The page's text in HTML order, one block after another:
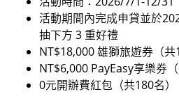
活動期間內完成申貸並於
抽下方 3 重好禮
NT$18,000 雄獅旅遊券（共
NT$6,000 PayEasy享樂券（
0元開辦費紅包（共180名）